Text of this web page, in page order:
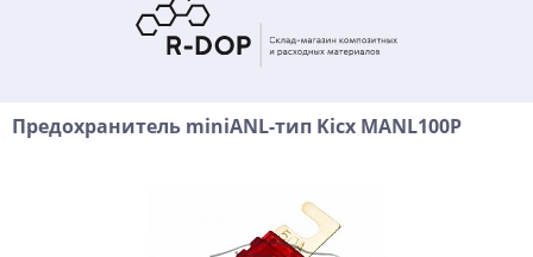
Предохранитель miniANL-тип Kicx MANL100P